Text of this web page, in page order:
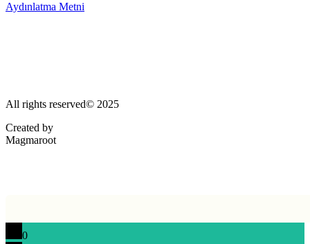
Aydınlatma Metni
All rights reserved© 2025
Created by
Magmaroot
0